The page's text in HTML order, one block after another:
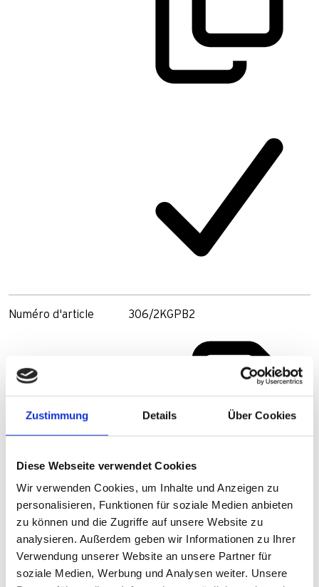
Zustimmung Details Über Cookies
Diese Webseite verwendet Cookies
Wir verwenden Cookies, um Inhalte und Anzeigen zu
personalisieren, Funktionen für soziale Medien anbieten
zu können und die Zugriffe auf unsere Website zu
analysieren. Außerdem geben wir Informationen zu Ihrer
Verwendung unserer Website an unsere Partner für
soziale Medien, Werbung und Analysen weiter. Unsere
Numéro d'article 306/2KGPB2